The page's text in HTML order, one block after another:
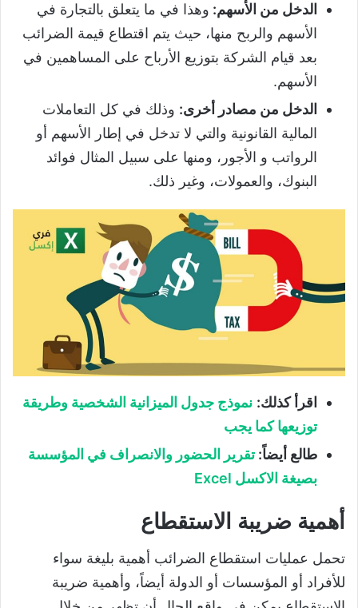
الدخل من الأسهم: وهذا في ما يتعلق بالتجارة في
الأسهم والربح منها، حيث يتم اقتطاع قيمة الضرائب
بعد قيام الشركة بتوزيع الأرباح على المساهمين في
الأسهم.
الدخل من مصادر أخرى: وذلك في كل التعاملات
المالية القانونية والتي لا تدخل في إطار الأسهم أو
الرواتب و الأجور، ومنها على سبيل المثال فوائد
البنوك، والعمولات، وغير ذلك.
اقرأ كذلك: نموذج جدول الميزانية الشخصية وطريقة
توزيعها كما يجب
طالع أيضاً:تقرير الحضور والانصراف في المؤسسة
بصيغة الاكسل Excel
أهمية ضريبة الاستقطاع
تحمل عمليات استقطاع الضرائب أهمية بليغة سواء
للأفراد أو المؤسسات أو الدولة أيضاً، وأهمية ضريبة